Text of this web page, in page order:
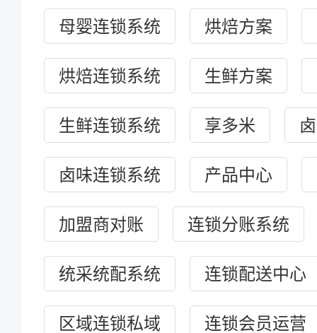
母婴连锁系统 烘焙方案
烘焙连锁系统 生鲜方案
生鲜连锁系统 享多米
卤味连锁系统 产品中心
加盟商对账 连锁分账系统
统采统配系统 连锁配送中心
区域连锁私域 连锁会员运营